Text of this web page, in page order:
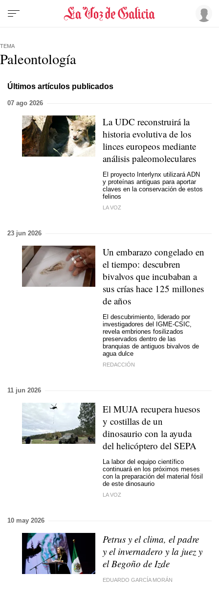
TEMA
Paleontología
Últimos artículos publicados
07 ago 2026
La UDC reconstruirá la
historia evolutiva de los
linces europeos mediante
análisis paleomoleculares
El proyecto Interlynx utilizará ADN
y proteínas antiguas para aportar
claves en la conservación de estos
felinos
LA VOZ
23 jun 2026
Un embarazo congelado en
el tiempo: descubren
bivalvos que incubaban a
sus crías hace 125 millones
de años
El descubrimiento, liderado por
investigadores del IGME-CSIC,
revela embriones fosilizados
preservados dentro de las
branquias de antiguos bivalvos de
agua dulce
REDACCIÓN
11 jun 2026
El MUJA recupera huesos
y costillas de un
dinosaurio con la ayuda
del helicóptero del SEPA
La labor del equipo científico
continuará en los próximos meses
con la preparación del material fósil
de este dinosaurio
LA VOZ
10 may 2026
Petrus y el clima, el padre
y el invernadero y la juez y
el Begoño de Izde
EDUARDO GARCÍA MORÁN